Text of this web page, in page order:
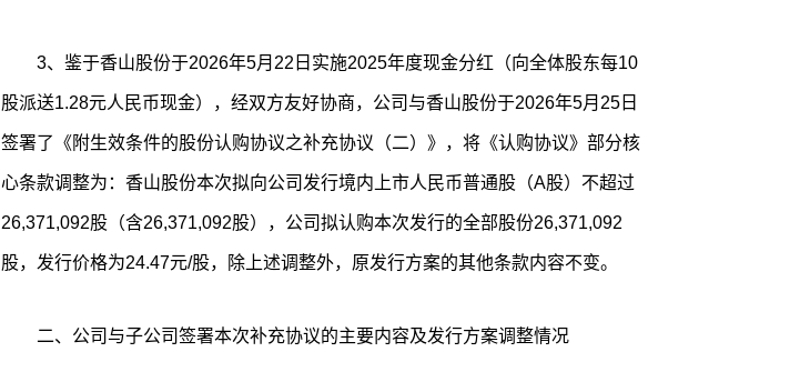
3、鉴于香山股份于2026年5月22日实施2025年度现金分红（向全体股东每10
股派送1.28元人民币现金），经双方友好协商，公司与香山股份于2026年5月25日
签署了《附生效条件的股份认购协议之补充协议（二）》，将《认购协议》部分核
心条款调整为：香山股份本次拟向公司发行境内上市人民币普通股（A股）不超过
26,371,092股（含26,371,092股），公司拟认购本次发行的全部股份26,371,092
股，发行价格为24.47元/股，除上述调整外，原发行方案的其他条款内容不变。
二、公司与子公司签署本次补充协议的主要内容及发行方案调整情况